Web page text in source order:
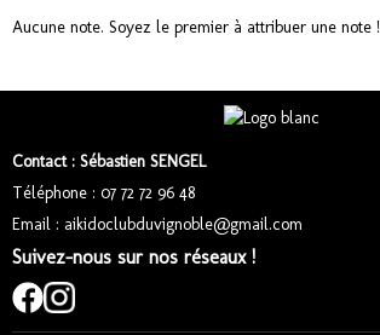
Aucune note. Soyez le premier à attribuer une note !
Contact : Sébastien SENGEL
Téléphone : 07 72 72 96 48
Email : aikidoclubduvignoble@gmail.com
Suivez-nous sur nos réseaux !